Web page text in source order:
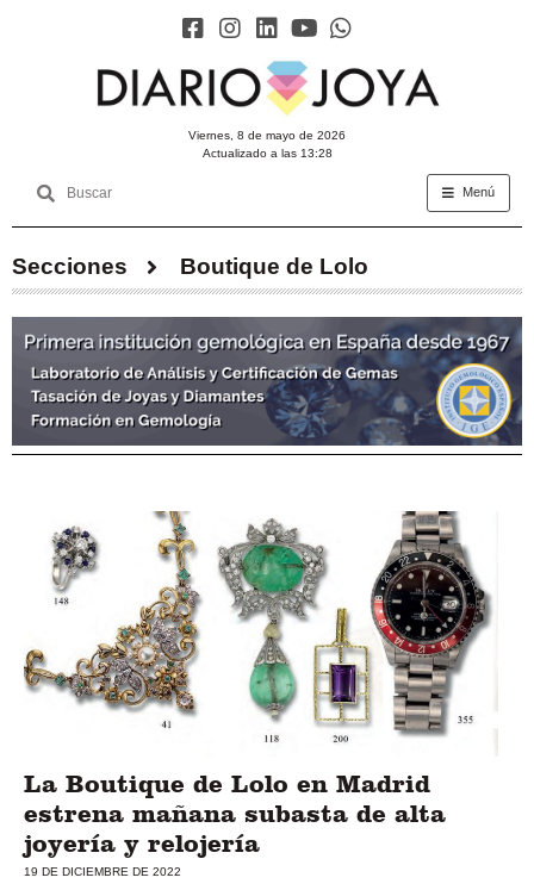
viernes, 8 de mayo de 2026
Actualizado a las 13:28
Menú
Secciones Boutique de Lolo
La Boutique de Lolo en Madrid
estrena mañana subasta de alta
joyería y relojería
19 DE DICIEMBRE DE 2022